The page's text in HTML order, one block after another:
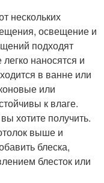
нескольких
освещение и
подходят
наносятся и
в ванне или
или
к влаге.
хотите получить.
выше и
блеска,
блесток или